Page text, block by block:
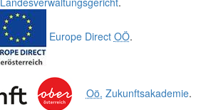
Europe Direct OÖ.
Oö. Zukunftsakademie.